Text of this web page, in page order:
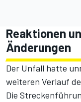
Reaktionen
Änderungen
Der Unfall hatte
weiteren Verlauf
Die